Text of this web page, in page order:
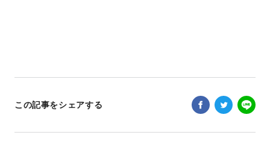
この記事をシェアする